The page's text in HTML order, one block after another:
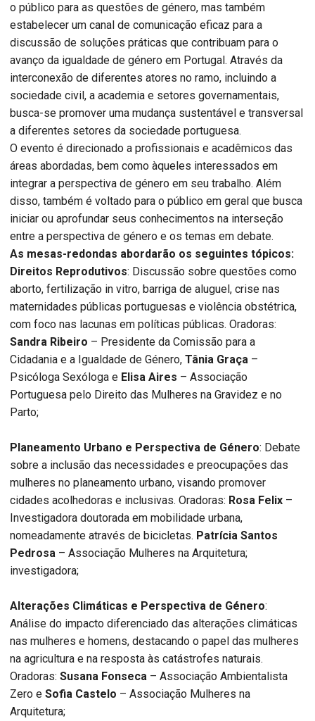
o público para as questões de género, mas também
estabelecer um canal de comunicação eficaz para a
discussão de soluções práticas que contribuam para o
avanço da igualdade de género em Portugal. Através da
interconexão de diferentes atores no ramo, incluindo a
sociedade civil, a academia e setores governamentais,
busca-se promover uma mudança sustentável e transversal
a diferentes setores da sociedade portuguesa.
O evento é direcionado a profissionais e acadêmicos das
áreas abordadas, bem como àqueles interessados em
integrar a perspectiva de género em seu trabalho. Além
disso, também é voltado para o público em geral que busca
iniciar ou aprofundar seus conhecimentos na interseção
entre a perspectiva de género e os temas em debate.
As mesas-redondas abordarão os seguintes tópicos:
Direitos Reprodutivos: Discussão sobre questões como
aborto, fertilização in vitro, barriga de aluguel, crise nas
maternidades públicas portuguesas e violência obstétrica,
com foco nas lacunas em políticas públicas. Oradoras:
Sandra Ribeiro – Presidente da Comissão para a
Cidadania e a Igualdade de Género, Tânia Graça –
Psicóloga Sexóloga e Elisa Aires – Associação
Portuguesa pelo Direito das Mulheres na Gravidez e no
Parto;
Planeamento Urbano e Perspectiva de Género: Debate
sobre a inclusão das necessidades e preocupações das
mulheres no planeamento urbano, visando promover
cidades acolhedoras e inclusivas. Oradoras: Rosa Felix –
Investigadora doutorada em mobilidade urbana,
nomeadamente através de bicicletas. Patrícia Santos
Pedrosa – Associação Mulheres na Arquitetura;
investigadora;
Alterações Climáticas e Perspectiva de Género:
Análise do impacto diferenciado das alterações climáticas
nas mulheres e homens, destacando o papel das mulheres
na agricultura e na resposta às catástrofes naturais.
Oradoras: Susana Fonseca – Associação Ambientalista
Zero e Sofia Castelo – Associação Mulheres na
Arquitetura;